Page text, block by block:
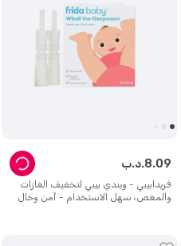
فريدابيبي - ويندي بيبي لتخفيف الغازات
والمغص، سهل الاستخدام - آمن وخالٍ
د.ب.8.09